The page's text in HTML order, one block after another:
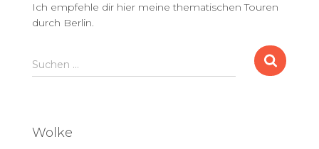
Ich empfehle dir hier meine thematischen Touren
durch Berlin.
S
u
n
Suchen …
Wolke